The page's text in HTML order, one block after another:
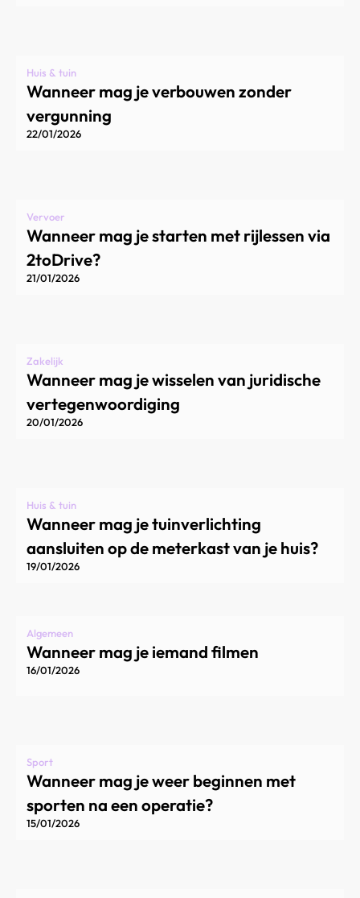
Huis & tuin
Wanneer mag je verbouwen zonder
vergunning
22/01/2026
Vervoer
Wanneer mag je starten met rijlessen via
2toDrive?
21/01/2026
Zakelijk
Wanneer mag je wisselen van juridische
vertegenwoordiging
20/01/2026
Huis & tuin
Wanneer mag je tuinverlichting
aansluiten op de meterkast van je huis?
19/01/2026
Algemeen
Wanneer mag je iemand filmen
16/01/2026
Sport
Wanneer mag je weer beginnen met
sporten na een operatie?
15/01/2026